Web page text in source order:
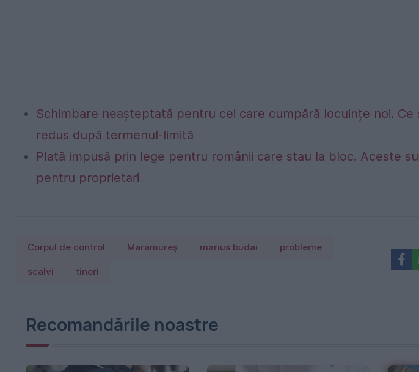
Schimbare neașteptată pentru cei care cumpără locuințe noi. Ce
redus după termenul-limită
Plată impusă prin lege pentru românii care stau la bloc. Aceste
pentru proprietari
Corpul de control Maramureş marius budai probleme
scalvi tineri
Recomandările noastre